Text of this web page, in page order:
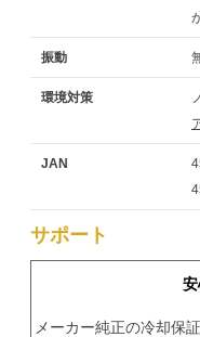
振動
環境対策
JAN
サポート
メーカー純正の冷却保